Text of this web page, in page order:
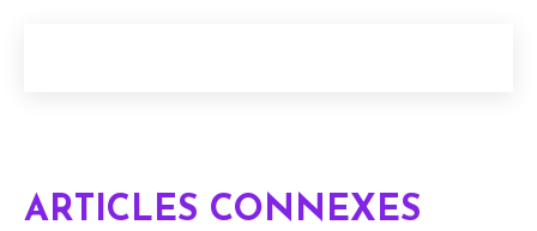
ARTICLES CONNEXES